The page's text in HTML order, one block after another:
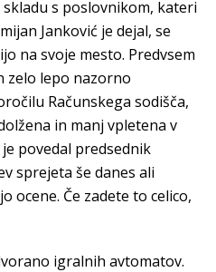
s poslovnikom, kateri
Janković je dejal, se
na svoje mesto. Predvsem
zelo lepo nazorno
Računskega sodišča,
in manj vpletena v
povedal predsednik
sprejeta še danes ali
ocene. Če zadete to celico,
igralnih avtomatov.